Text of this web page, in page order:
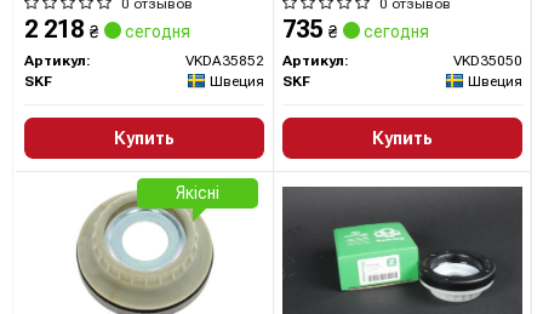
2 218 ₴ сегодня
Артикул:
VKDA35852
SKF
Швеция
Купить
735 ₴ сегодня
Артикул:
VKD35050
SKF
Швеция
Купить
Якісні